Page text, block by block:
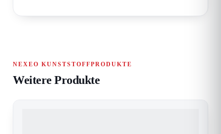
NEXEO KUNSTSTOFFPRODUKTE
Weitere Produkte